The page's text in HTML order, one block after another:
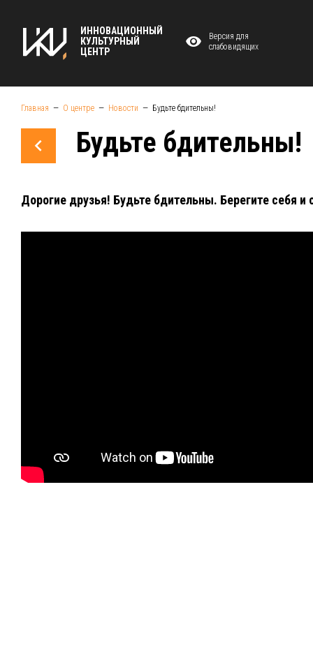
ИННОВАЦИОННЫЙ
КУЛЬТУРНЫЙ
ЦЕНТР
Версия для
слабовидящих
Главная О центре Новости Будьте бдительны!
Будьте бдительны!
Дорогие друзья! Будьте бдительны. Берегите себя и